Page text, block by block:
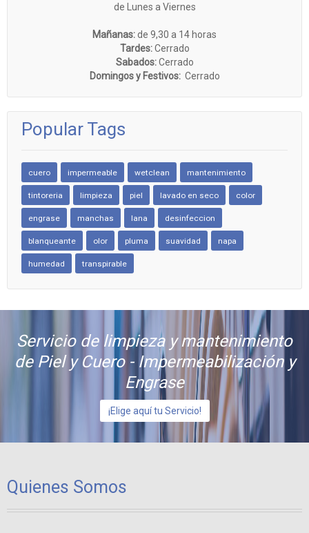
de Lunes a Viernes
Mañanas:de 9,30 a 14 horas
Tardes:Cerrado
Sabados:Cerrado
Domingos y Festivos:Cerrado
Popular Tags
cuero impermeable wetclean mantenimiento
tintoreria limpieza piel lavado en seco color
engrase manchas lana desinfeccion
blanqueante olor pluma suavidad napa
humedad transpirable
Servicio de limpieza y mantenimiento
de Piel y Cuero - Impermeabilización y
Engrase
¡Elige aquí tu Servicio!
Quienes Somos